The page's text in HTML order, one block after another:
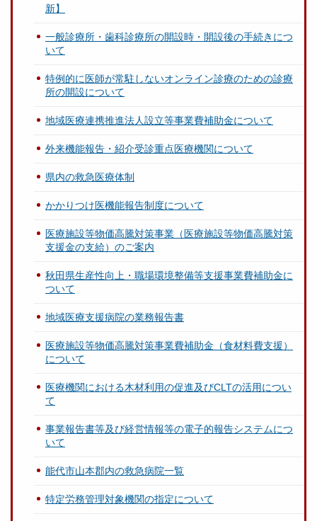
新】
一般診療所・歯科診療所の開設時・開設後の手続きにつ
いて
特例的に医師が常駐しないオンライン診療のための診療
所の開設について
地域医療連携推進法人設立等事業費補助金について
外来機能報告・紹介受診重点医療機関について
県内の救急医療体制
かかりつけ医機能報告制度について
医療施設等物価高騰対策事業（医療施設等物価高騰対策
支援金の支給）のご案内
秋田県生産性向上・職場環境整備等支援事業費補助金に
ついて
地域医療支援病院の業務報告書
医療施設等物価高騰対策事業費補助金（食材料費支援）
について
医療機関における木材利用の促進及びCLTの活用につい
て
事業報告書等及び経営情報等の電子的報告システムにつ
いて
能代市山本郡内の救急病院一覧
特定労務管理対象機関の指定について